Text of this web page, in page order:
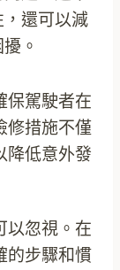
還可以減
。
保駕駛者在
修措施不僅
降低意外發
以忽視。在
的步驟和慣